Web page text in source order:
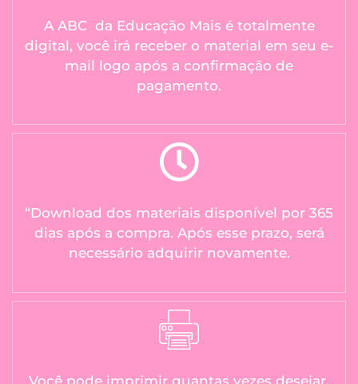
A ABC da Educação Mais é totalmente
digital, você irá receber o material em seu e-
mail logo após a confirmação de
pagamento.
“Download dos materiais disponível por 365
dias após a compra. Após esse prazo, será
necessário adquirir novamente.
Você pode imprimir quantas vezes desejar.